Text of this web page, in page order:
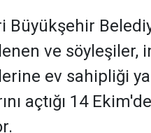
Büyükşehir
ve söyleşiler,
ev sahipliği
açtığı 14